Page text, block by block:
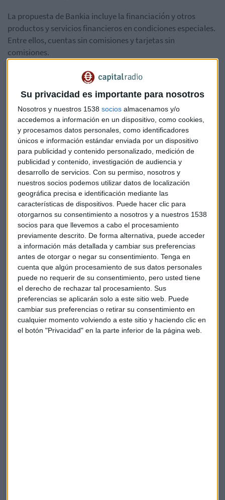
Su privacidad es importante para nosotros
Nosotros y nuestros 1538 socios almacenamos y/o
accedemos a información en un dispositivo, como cookies,
y procesamos datos personales, como identificadores
únicos e información estándar enviada por un dispositivo
para publicidad y contenido personalizado, medición de
publicidad y contenido, investigación de audiencia y
desarrollo de servicios. Con su permiso, nosotros y
nuestros socios podemos utilizar datos de localización
geográfica precisa e identificación mediante las
características de dispositivos. Puede hacer clic para
otorgarnos su consentimiento a nosotros y a nuestros 1538
socios para que llevemos a cabo el procesamiento
previamente descrito. De forma alternativa, puede acceder
a información más detallada y cambiar sus preferencias
antes de otorgar o negar su consentimiento. Tenga en
cuenta que algún procesamiento de sus datos personales
puede no requerir de su consentimiento, pero usted tiene
el derecho de rechazar tal procesamiento. Sus
preferencias se aplicarán solo a este sitio web. Puede
cambiar sus preferencias o retirar su consentimiento en
cualquier momento volviendo a este sitio y haciendo clic en
el botón "Privacidad" en la parte inferior de la página web.
La propuesta de Bankia incluye la financiación y otros
productos y servicios financieros en condiciones especiales.
Entre ellos, cuentas sin comisiones y tarjetas sin
comisiones.
El director general adjunto de Banca de Particulares de
Bankia, Eugenio Solla, asegura que se trata de “
un servicio muy competitivo, con especialistas para resolver
todas las necesidades financieras de este colectivo
Con esta alianza buscamos poner las cosas más fáciles a
nuestros clientes de empresas y acompañarles y ayudarles
en todo lo que esté en nuestra mano para facilitar la
transición a otra entidad financiera con condiciones
especiales”, explica Almudena Román, directora general de
banca para Particulares de ING España.
Los clientes de empresas procedentes de ING disfrutarán de
la exención de comisiones sólo durante el primera año,
salvo que cumplan determinadas condiciones que incluirán
tener domiciliados los seguros sociales o impuestos en los
últimos tres meses de forma ininterrumpida y alguno de
estos dos de estos requisitos:
Contar con un saldo de inversión empresarial superior a
15.000 €
Tener un TPV con una facturación superior a los 1.000
€/mes